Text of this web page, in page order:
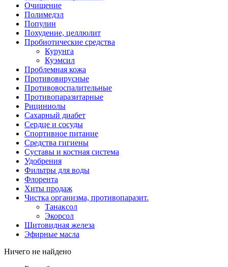
Очищение
Полимедэл
Популин
Похудение, целлюлит
Пробиотические средства
Курунга
Куэмсил
Проблемная кожа
Противовирусные
Противовоспалительные
Противопаразитарные
Рициниолы
Сахарный диабет
Сердце и сосуды
Спортивное питание
Средства гигиены
Суставы и костная система
Удобрения
Фильтры для воды
Флорента
Хиты продаж
Чистка организма, противопаразит.
Танаксол
Экорсол
Щитовидная железа
Эфирные масла
Ничего не найдено